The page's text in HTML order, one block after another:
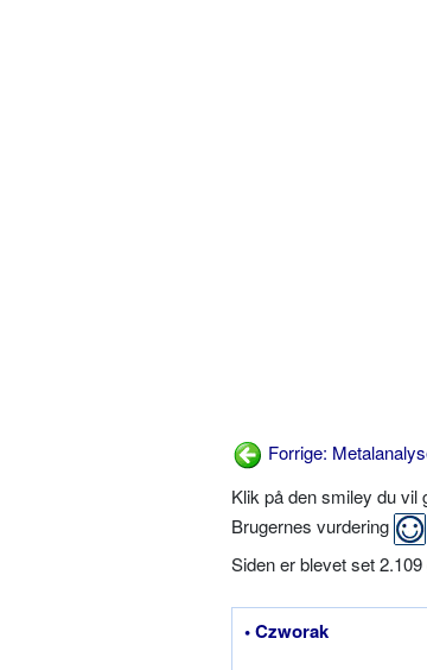
Forrige:
Klik på den smiley du vil
Brugernes vurdering
Siden er blevet set
• Czworak